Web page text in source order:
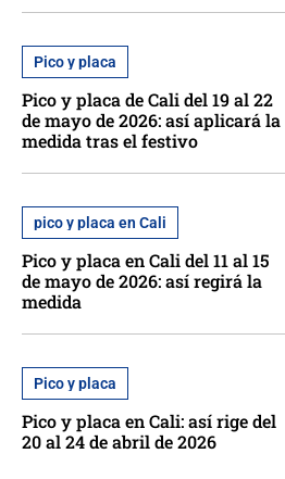
Pico y placa
Pico y placa de Cali del 19 al 22
de mayo de 2026: así aplicará la
medida tras el festivo
pico y placa en Cali
Pico y placa en Cali del 11 al 15
de mayo de 2026: así regirá la
medida
Pico y placa
Pico y placa en Cali: así rige del
20 al 24 de abril de 2026